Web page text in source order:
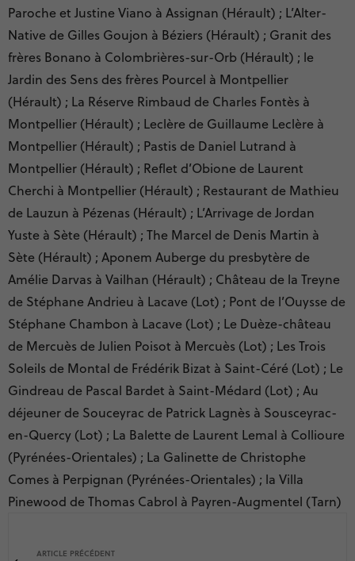
Paroche et Justine Viano à Assignan (Hérault) ; L’Alter-
Native de Gilles Goujon à Béziers (Hérault) ; Granit des
frères Bonano à Colombrières-sur-Orb (Hérault) ; le
Jardin des Sens des frères Pourcel à Montpellier
(Hérault) ; La Réserve Rimbaud de Charles Fontès à
Montpellier (Hérault) ; Leclère de Guillaume Leclère à
Montpellier (Hérault) ; Pastis de Daniel Lutrand à
Montpellier (Hérault) ; Reflet d’Obione de Laurent
Cherchi à Montpellier (Hérault) ; Restaurant de Mathieu
de Lauzun à Pézenas (Hérault) ; L’Arrivage de Jordan
Yuste à Sète (Hérault) ; The Marcel de Denis Martin à
Sète (Hérault) ; Aponem Auberge du presbytère de
Amélie Darvas à Vailhan (Hérault) ; Château de la Treyne
de Stéphane Andrieu à Lacave (Lot) ; Pont de l’Ouysse de
Stéphane Chambon à Lacave (Lot) ; Le Duèze-château
de Mercuès de Julien Poisot à Mercuès (Lot) ; Les Trois
Soleils de Montal de Frédérik Bizat à Saint-Céré (Lot) ; Le
Gindreau de Pascal Bardet à Saint-Médard (Lot) ; Au
déjeuner de Souceyrac de Patrick Lagnès à Sousceyrac-
en-Quercy (Lot) ; La Balette de Laurent Lemal à Collioure
(Pyrénées-Orientales) ; La Galinette de Christophe
Comes à Perpignan (Pyrénées-Orientales) ; la Villa
Pinewood de Thomas Cabrol à Payren-Augmentel (Tarn)
ARTICLE PRÉCÉDENT